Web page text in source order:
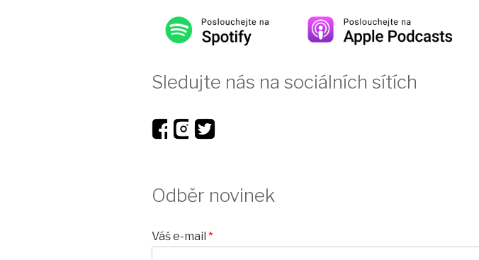
Sledujte nás na sociálních sítích
Odběr novinek
Váš e-mail *